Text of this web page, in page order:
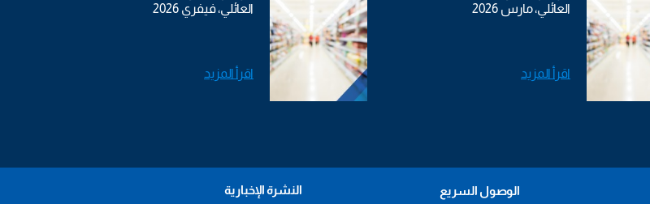
العائلي، مارس 2026
اقرأ المزيد
العائلي، فيفري 2026
اقرأ المزيد
الوصول السريع النشرة الإخبارية